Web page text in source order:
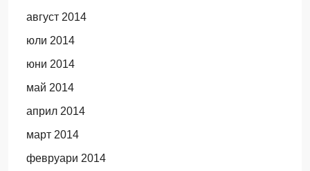
август 2014
юли 2014
юни 2014
май 2014
април 2014
март 2014
февруари 2014